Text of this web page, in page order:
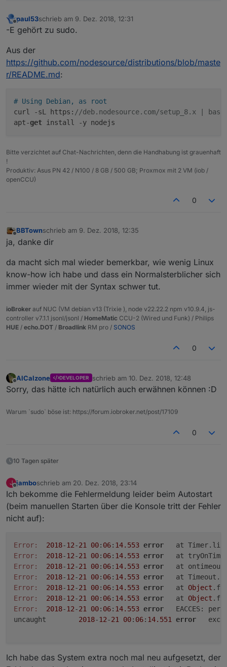
Offline
paul53schrieb am 9. Dez. 2018, 12:31
zuletzt editiert von
-E gehört zu sudo.
Aus der
https://github.com/nodesource/distributions/blob/maste
r/README.md:
# Using Debian, as root
curl -sL https: //deb.nodesource.com/setup_8.x |
apt-get
Bitte verzichtet auf Chat-Nachrichten, denn die Handhabung ist grauenhaft
!
Produktiv: Asus PN 42 / N100 / 8 GB / 500 GB; Proxmox mit 2 VM (iob /
openCCU)
0
Offline
BBTownschrieb am 9. Dez. 2018, 12:35
zuletzt editiert von
ja, danke dir
da macht sich mal wieder bemerkbar, wie wenig Linux
know-how ich habe und dass ein Normalsterblicher sich
immer wieder mit der Syntax schwer tut.
ioBroker auf NUC (VM debian v13 (Trixie ), node v22.22.2 npm v10.9.4, js-
controller v7.1.1 jsonl/jsonl / HomeMatic CCU-2 (Wired und Funk) / Philips
HUE / echo.DOT / Broadlink RM pro / SONOS
0
AlCalzone DEVELOPER schrieb am 10. Dez. 2018, 12:48
zuletzt editiert von
Sorry, das hätte ich natürlich auch erwähnen können :D
Warum `sudo` böse ist: https://forum.iobroker.net/post/17109
0
10 Tagen später
J
Offline
jamboschrieb am 20. Dez. 2018, 23:14
zuletzt editiert von
Ich bekomme die Fehlermeldung leider beim Autostart
(beim manuellen Starten über die Konsole tritt der Fehler
nicht auf):
Error: 2018-12-21 00: 06: 14.553 error
at
Error:
2018-12-21 00: 06: 14.553 error
at
Error:
2018-12-21 00: 06: 14.553 error
at
Error:
2018-12-21 00: 06: 14.553 error
at
Error:
2018-12-21 00: 06: 14.553 error
	at
Object
Error:
2018-12-21 00: 06: 14.553 error
	at
Object
Error:
2018-12-21 00: 06: 14.553 error
EACCES:
2018-12-21 00: 06: 14.551 error
Ich habe das System extra noch mal neu aufgesetzt, der